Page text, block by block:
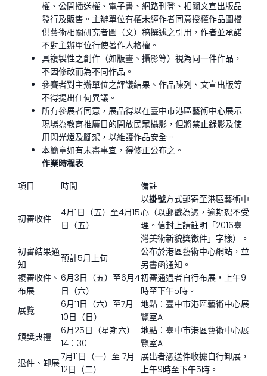
權、公開播送權、電子書、網路刊登、相關文宣出版品
發行及販售。主辦單位有權未經作者同意授權作品圖檔
供藝術相關研究者圖（文）稿撰述之引用，作者並承諾
不對主辦單位行使著作人格權。
具複製性之創作（如版畫、攝影等）視為同一件作品，
不因修改而為不同作品。
參賽者對主辦單位之評議結果、作品陳列、文宣出版等
不得提出任何異議。
所有參展者同意，展品得以在臺中市港區藝術中心展示
現場為教育推廣目的開放民眾攝影，但將禁止錄影及使
用閃光燈及腳架，以維護作品安全。
本簡章如有未盡事宜，得修正公布之。
作業時程表
項目
時間 備註
初審收件
4月1日（五）至4月15
日（五）
以掛號方式郵寄至港區藝術中
心（以郵戳為憑，逾期恕不受
理。信封上請註明「2016臺
灣美術新貌獎徵件」字樣）。
初審結果通
知
預計5月上旬
公布於港區藝術中心網站，並
另書函通知。
複審收件、
布展
6月3日（五）至6月4
日（六）
初審通過者自行布展，上午9
時至下午5時。
展覽
6月11日（六）至7月
10日（日）
地點：臺中市港區藝術中心展
覽室A
頒獎典禮
6月25日（星期六）
14：30
地點：臺中市港區藝術中心展
覽室A
退件、卸展
7月11日（一）至 7月
12日（二）
展出者憑送件收據自行卸展，
上午9時至下午5時。